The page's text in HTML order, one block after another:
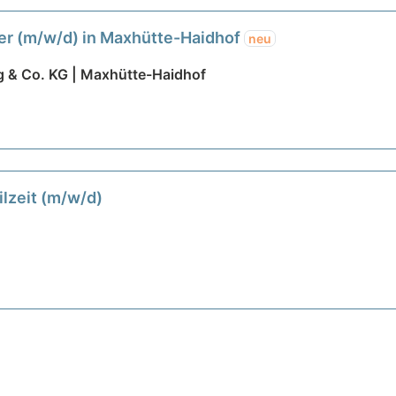
(m/w/d) in Maxhütte-Haidhof neu
Co. KG | Maxhütte-Haidhof
(m/w/d)